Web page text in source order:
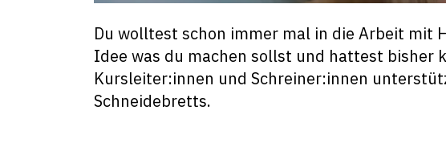
Du wolltest schon immer mal in die Arbeit mit
Idee was du machen sollst und hattest bisher
Kursleiter:innen und Schreiner:innen
Schneidebretts.